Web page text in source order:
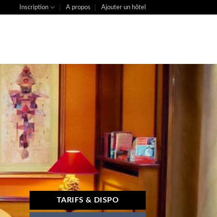
Inscription A propos Ajouter un hôtel
TARIFS & DISPO